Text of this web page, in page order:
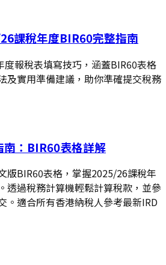
課稅年度BIR60完整指南
報稅表填寫技巧，涵蓋BIR60表格
及實用準備建議，助你準確提交稅務
：BIR60表格詳解
版BIR60表格，掌握2025/26課稅年
透過稅務計算機輕鬆計算稅款，並參
。適合所有香港納稅人參考最新IRD